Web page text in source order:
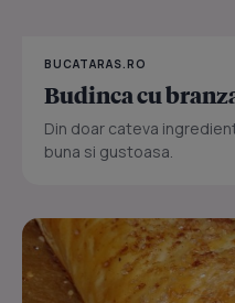
BUCATARAS.RO
Budinca cu
Din doar cateva
buna si gustoasa.